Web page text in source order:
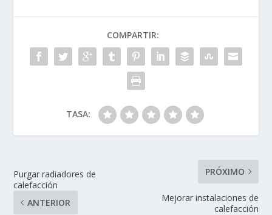
COMPARTIR:
TASA:
Purgar radiadores de
calefacción
ANTERIOR
PRÓXIMO
Mejorar instalaciones de
calefacción